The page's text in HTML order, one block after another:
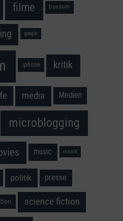
filme freedom
google
iphone kritik
media Medien
microblogging
music musik
politik presse
science fiction